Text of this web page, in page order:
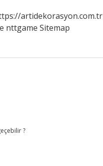
artidekorasyon.com.tr
nttgame Sitemap
?